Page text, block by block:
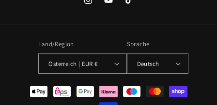
InstagramYouTubeTikTok
Land/Region
Österreich | EUR €
Sprache
Deutsch
Zahlungsmethoden